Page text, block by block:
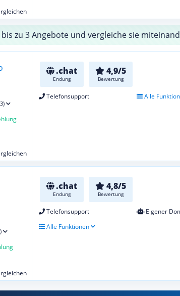
zu 3 Angebote und vergleiche sie
.chat
Endung
4,9/5
Bewertung
Telefonsupport Alle
.chat
Endung
4,8/5
Bewertung
Telefonsupport
Eigener
Alle Funktionen